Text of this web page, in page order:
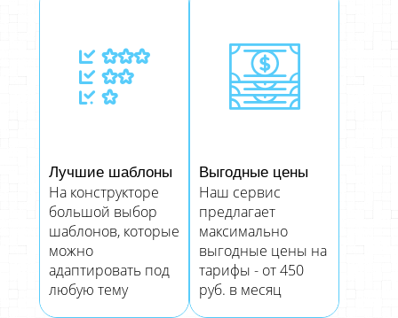
Лучшие шаблоны
На конструкторе
большой выбор
шаблонов, которые
можно
адаптировать под
любую тему
Выгодные цены
Наш сервис
предлагает
максимально
выгодные цены на
тарифы - от 450
руб. в месяц